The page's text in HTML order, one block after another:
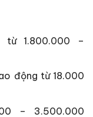
từ 1.800.000 –
động từ 18.000
– 3.500.000